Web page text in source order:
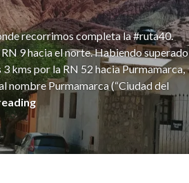
recorrimos completa la #ruta40.
9 hacia el norte. Habiendo superado
kms por la RN 52 hacia Purmamarca,
nombre Purmamarca (“Ciudad del
Purmamarca